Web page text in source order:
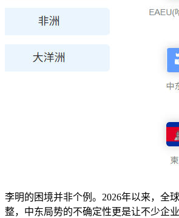
李明的困境并非个例。2026年以来，全
整，中东局势的不确定性更是让不少企